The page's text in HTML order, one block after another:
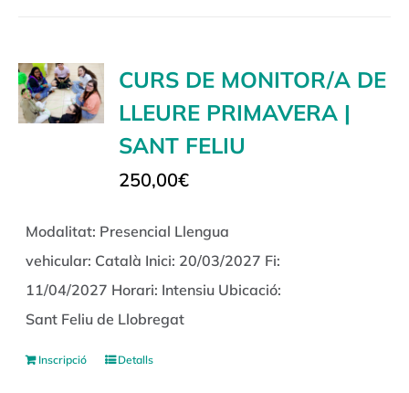
CURS DE MONITOR/A DE
LLEURE PRIMAVERA |
SANT FELIU
250,00€
Modalitat: Presencial Llengua
vehicular: Català Inici: 20/03/2027 Fi:
11/04/2027 Horari: Intensiu Ubicació:
Sant Feliu de Llobregat
Inscripció Detalls